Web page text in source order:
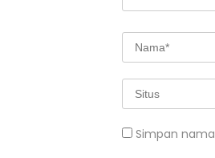
Simpan